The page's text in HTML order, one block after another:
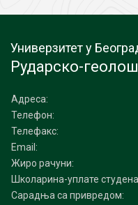
Универзитет у
Рударско-
Адреса:
Телефон:
Телефакс:
Email:
Жиро рачуни:
Школарина-уплате
Сарадња са привредом: